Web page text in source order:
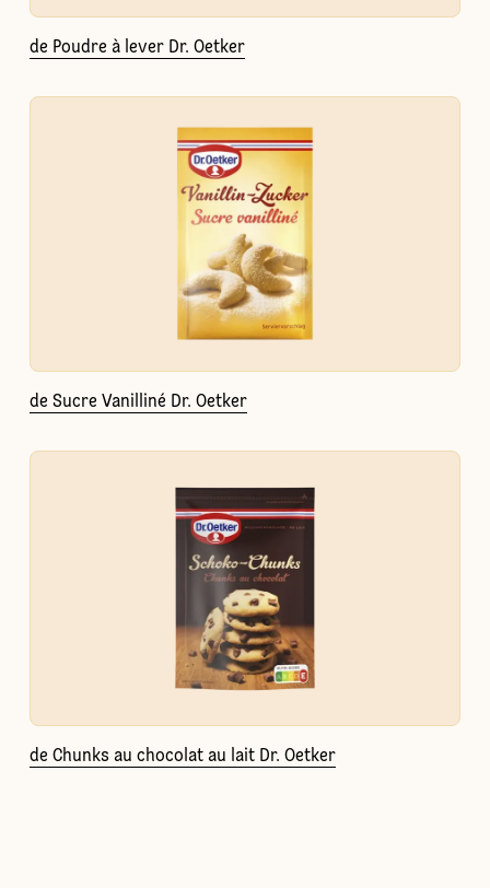
de Poudre à lever Dr. Oetker
de Sucre Vanilliné Dr. Oetker
de Chunks au chocolat au lait Dr. Oetker